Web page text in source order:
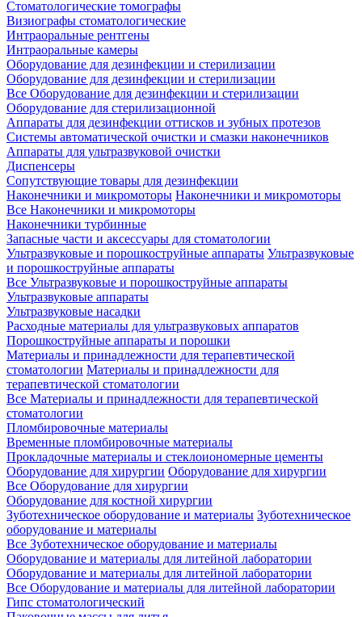
Стоматологические томографы
Визиографы стоматологические
Интраоральные рентгены
Интраоральные камеры
Оборудование для дезинфекции и стерилизации
Оборудование для дезинфекции и стерилизации
Все Оборудование для дезинфекции и стерилизации
Оборудование для стерилизационной
Аппараты для дезинфекции оттисков и зубных протезов
Системы автоматической очистки и смазки наконечников
Аппараты для ультразвуковой очистки
Диспенсеры
Сопутствующие товары для дезинфекции
Наконечники и микромоторы Наконечники и микромоторы
Все Наконечники и микромоторы
Наконечники турбинные
Запасные части и аксессуары для стоматологии
Ультразвуковые и порошкоструйные аппараты Ультразвуковые
и порошкоструйные аппараты
Все Ультразвуковые и порошкоструйные аппараты
Ультразвуковые аппараты
Ультразвуковые насадки
Расходные материалы для ультразвуковых аппаратов
Порошкоструйные аппараты и порошки
Материалы и принадлежности для терапевтической
стоматологии Материалы и принадлежности для
терапевтической стоматологии
Все Материалы и принадлежности для терапевтической
стоматологии
Пломбировочные материалы
Временные пломбировочные материалы
Прокладочные материалы и стеклоиономерные цементы
Оборудование для хирургии Оборудование для хирургии
Все Оборудование для хирургии
Оборудование для костной хирургии
Зуботехническое оборудование и материалы Зуботехническое
оборудование и материалы
Все Зуботехническое оборудование и материалы
Оборудование и материалы для литейной лаборатории
Оборудование и материалы для литейной лаборатории
Все Оборудование и материалы для литейной лаборатории
Гипс стоматологический